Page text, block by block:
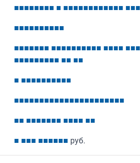
■■■■■■■■ ■ ■■■■■■■■■■■■ ■■■
■■■■■■■■■■
■■■■■■■ ■■■■■■■■■■ ■■■■ ■■■
■■■■■■■■■ ■■ ■■
■ ■■■■■■■■■■
■■■■■■■■■■■■■■■■■■■■■■
■■ ■■■■■■■ ■■■■ ■■
■ ■■■ ■■■■■■ руб.